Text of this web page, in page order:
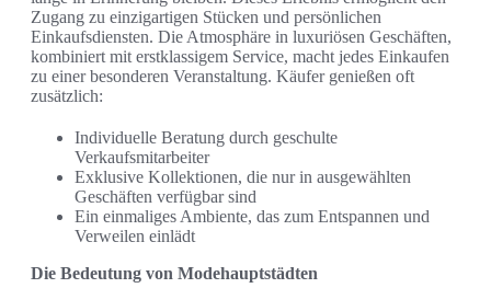
Zugang zu einzigartigen Stücken und persönlichen
Einkaufsdiensten. Die Atmosphäre in luxuriösen Geschäften,
kombiniert mit erstklassigem Service, macht jedes Einkaufen
zu einer besonderen Veranstaltung. Käufer genießen oft
zusätzlich:
Individuelle Beratung durch geschulte
Verkaufsmitarbeiter
Exklusive Kollektionen, die nur in ausgewählten
Geschäften verfügbar sind
Ein einmaliges Ambiente, das zum Entspannen und
Verweilen einlädt
Die Bedeutung von Modehauptstädten